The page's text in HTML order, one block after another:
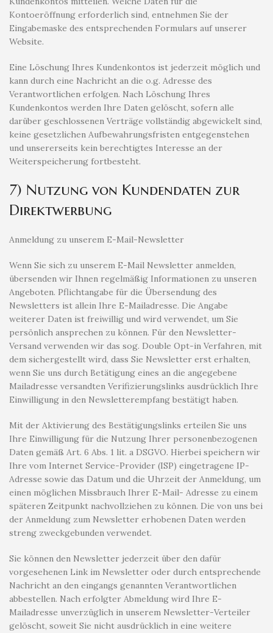
Kontoeröffnung erforderlich sind, entnehmen Sie der
Eingabemaske des entsprechenden Formulars auf unserer
Website.
Eine Löschung Ihres Kundenkontos ist jederzeit möglich und
kann durch eine Nachricht an die o.g. Adresse des
Verantwortlichen erfolgen. Nach Löschung Ihres
Kundenkontos werden Ihre Daten gelöscht, sofern alle
darüber geschlossenen Verträge vollständig abgewickelt sind,
keine gesetzlichen Aufbewahrungsfristen entgegenstehen
und unsererseits kein berechtigtes Interesse an der
Weiterspeicherung fortbesteht.
7) Nutzung von Kundendaten zur
Direktwerbung
Anmeldung zu unserem E-Mail-Newsletter
Wenn Sie sich zu unserem E-Mail Newsletter anmelden,
übersenden wir Ihnen regelmäßig Informationen zu unseren
Angeboten. Pflichtangabe für die Übersendung des
Newsletters ist allein Ihre E-Mailadresse. Die Angabe
weiterer Daten ist freiwillig und wird verwendet, um Sie
persönlich ansprechen zu können. Für den Newsletter-
Versand verwenden wir das sog. Double Opt-in Verfahren, mit
dem sichergestellt wird, dass Sie Newsletter erst erhalten,
wenn Sie uns durch Betätigung eines an die angegebene
Mailadresse versandten Verifizierungslinks ausdrücklich Ihre
Einwilligung in den Newsletterempfang bestätigt haben.
Mit der Aktivierung des Bestätigungslinks erteilen Sie uns
Ihre Einwilligung für die Nutzung Ihrer personenbezogenen
Daten gemäß Art. 6 Abs. 1 lit. a DSGVO. Hierbei speichern wir
Ihre vom Internet Service-Provider (ISP) eingetragene IP-
Adresse sowie das Datum und die Uhrzeit der Anmeldung, um
einen möglichen Missbrauch Ihrer E-Mail- Adresse zu einem
späteren Zeitpunkt nachvollziehen zu können. Die von uns bei
der Anmeldung zum Newsletter erhobenen Daten werden
streng zweckgebunden verwendet.
Sie können den Newsletter jederzeit über den dafür
vorgesehenen Link im Newsletter oder durch entsprechende
Nachricht an den eingangs genannten Verantwortlichen
abbestellen. Nach erfolgter Abmeldung wird Ihre E-
Mailadresse unverzüglich in unserem Newsletter-Verteiler
gelöscht, soweit Sie nicht ausdrücklich in eine weitere